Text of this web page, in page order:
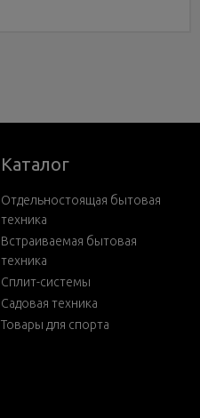
Каталог
Отдельностоящая бытовая
техника
Встраиваемая бытовая
техника
Сплит-системы
Садовая техника
Товары для спорта